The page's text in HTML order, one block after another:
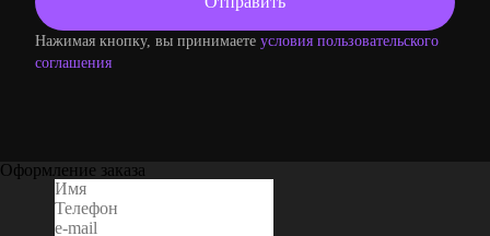
Нажимая кнопку, вы принимаете условия пользовательского
соглашения
Оформление заказа